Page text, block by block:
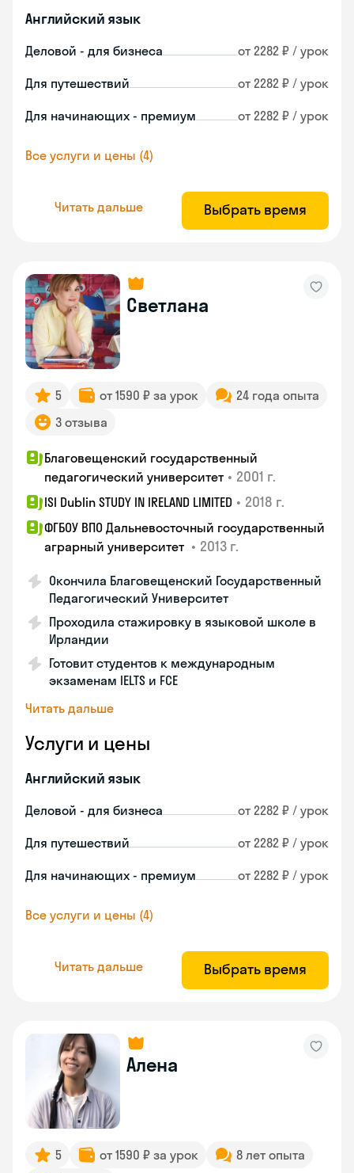
Английский язык
Деловой - для бизнеса от 2282 ₽ / урок
Для путешествий от 2282 ₽ / урок
Для начинающих - премиум от 2282 ₽ / урок
Все услуги и цены (4)
Читать дальше Выбрать время
Светлана
5 от 1590 ₽ за урок
24 года опыта
3 отзыва
Благовещенский государственный
педагогический университет • 2001 г.
ISI Dublin STUDY IN IRELAND LIMITED • 2018 г.
ФГБОУ ВПО Дальневосточный государственный
аграрный университет • 2013 г.
Окончила Благовещенский Государственный
Педагогический Университет
Проходила стажировку в языковой школе в
Ирландии
Готовит студентов к международным
экзаменам IELTS и FCE
Читать дальше
Услуги и цены
Английский язык
Деловой - для бизнеса от 2282 ₽ / урок
Для путешествий от 2282 ₽ / урок
Для начинающих - премиум от 2282 ₽ / урок
Все услуги и цены (4)
Читать дальше Выбрать время
Алена
5 от 1590 ₽ за урок
8 лет опыта